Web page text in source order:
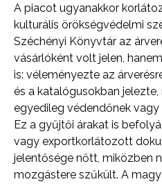
A piacot ugyanakkor
kulturális örökségvédelmi
Széchényi Könyvtár az
vásárlóként volt jelen,
is: véleményezte az
és a katalógusokban
egyedileg védendőnek
Ez a gyűjtői árakat is
vagy exportkorlátozott
jelentősége nőtt, miközben
mozgástere szűkült. A